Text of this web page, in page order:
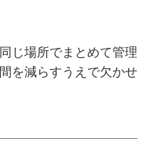
じ場所でまとめて管理
を減らすうえで欠かせ